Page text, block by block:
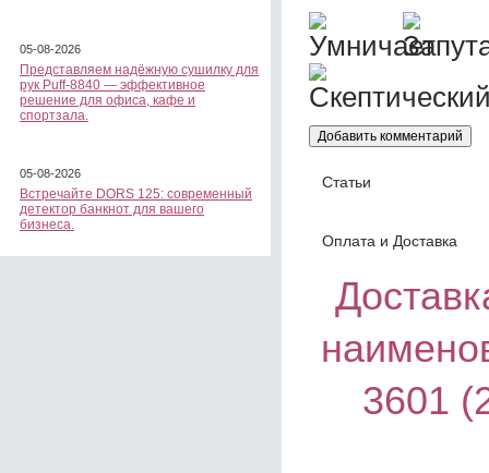
05-08-2026
Представляем надёжную сушилку для
рук Puff-8840 — эффективное
решение для офиса, кафе и
спортзала.
05-08-2026
Встречайте DORS 125: современный
детектор банкнот для вашего
бизнеса.
Статьи
Оплата и Доставка
3601